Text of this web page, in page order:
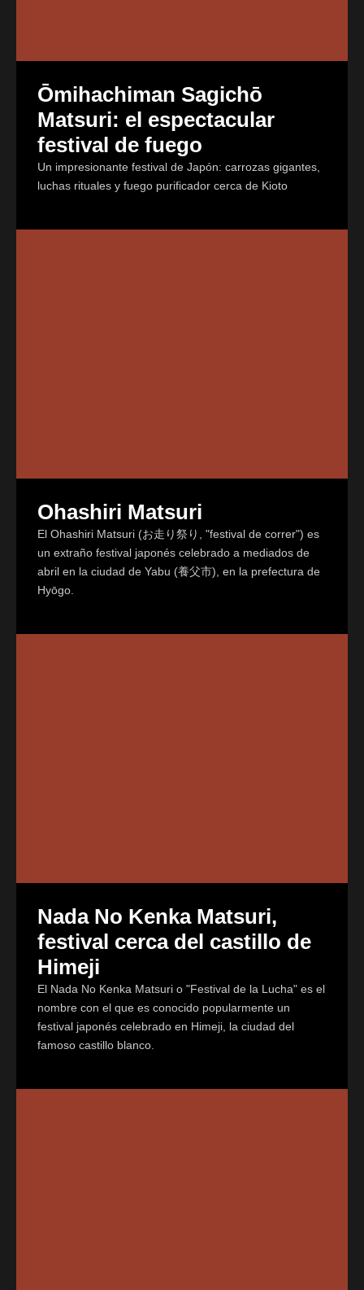
Ōmihachiman Sagichō
Matsuri: el espectacular
festival de fuego
Un impresionante festival de Japón: carrozas gigantes,
luchas rituales y fuego purificador cerca de Kioto
Ohashiri Matsuri
El Ohashiri Matsuri (お走り祭り, "festival de correr") es
un extraño festival japonés celebrado a mediados de
abril en la ciudad de Yabu (養父市), en la prefectura de
Hyōgo.
Nada No Kenka Matsuri,
festival cerca del castillo de
Himeji
El Nada No Kenka Matsuri o "Festival de la Lucha" es el
nombre con el que es conocido popularmente un
festival japonés celebrado en Himeji, la ciudad del
famoso castillo blanco.